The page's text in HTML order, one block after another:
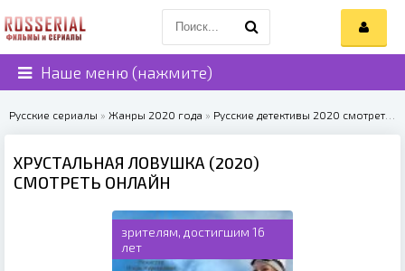
Наше меню (нажмите)
Русские сериалы » Жанры 2020 года » Русские детективы 2020 смотреть онлайн
ХРУСТАЛЬНАЯ ЛОВУШКА (2020)
СМОТРЕТЬ ОНЛАЙН
зрителям, достигшим 16
лет